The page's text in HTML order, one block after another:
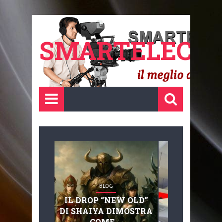
BLOG
IL DROP “NEW OLD”
DI SHAIYA DIMOSTRA